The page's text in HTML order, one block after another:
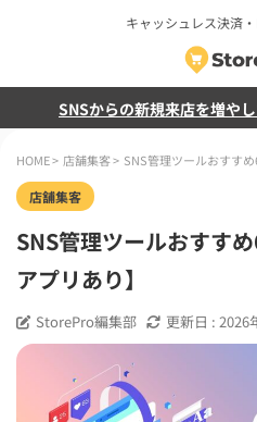
キャッシュレス決済
SNSからの新規来店を増や
HOME> 店舗集客> SNS管理ツールおすす
店舗集客
SNS管理ツールおすす
アプリあり】
StorePro編集部 更新日 : 2026